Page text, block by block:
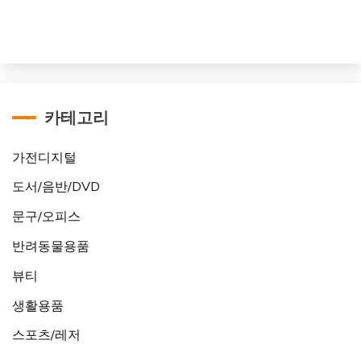
카테고리
가전디지털
도서/음반/DVD
문구/오피스
반려동물용품
뷰티
생활용품
스포츠/레저